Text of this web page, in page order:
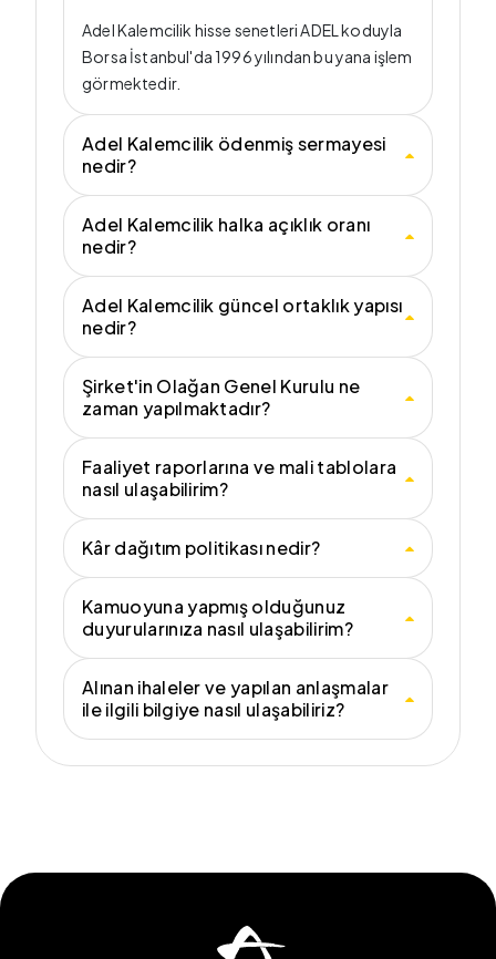
Adel Kalemcilik hisse senetleri ADEL koduyla
Borsa İstanbul'da 1996 yılından bu yana işlem
görmektedir.
Adel Kalemcilik ödenmiş sermayesi
nedir?
Adel Kalemcilik halka açıklık oranı
nedir?
Adel Kalemcilik güncel ortaklık yapısı
nedir?
Şirket'in Olağan Genel Kurulu ne
zaman yapılmaktadır?
Faaliyet raporlarına ve mali tablolara
nasıl ulaşabilirim?
Kâr dağıtım politikası nedir?
Kamuoyuna yapmış olduğunuz
duyurularınıza nasıl ulaşabilirim?
Alınan ihaleler ve yapılan anlaşmalar
ile ilgili bilgiye nasıl ulaşabiliriz?